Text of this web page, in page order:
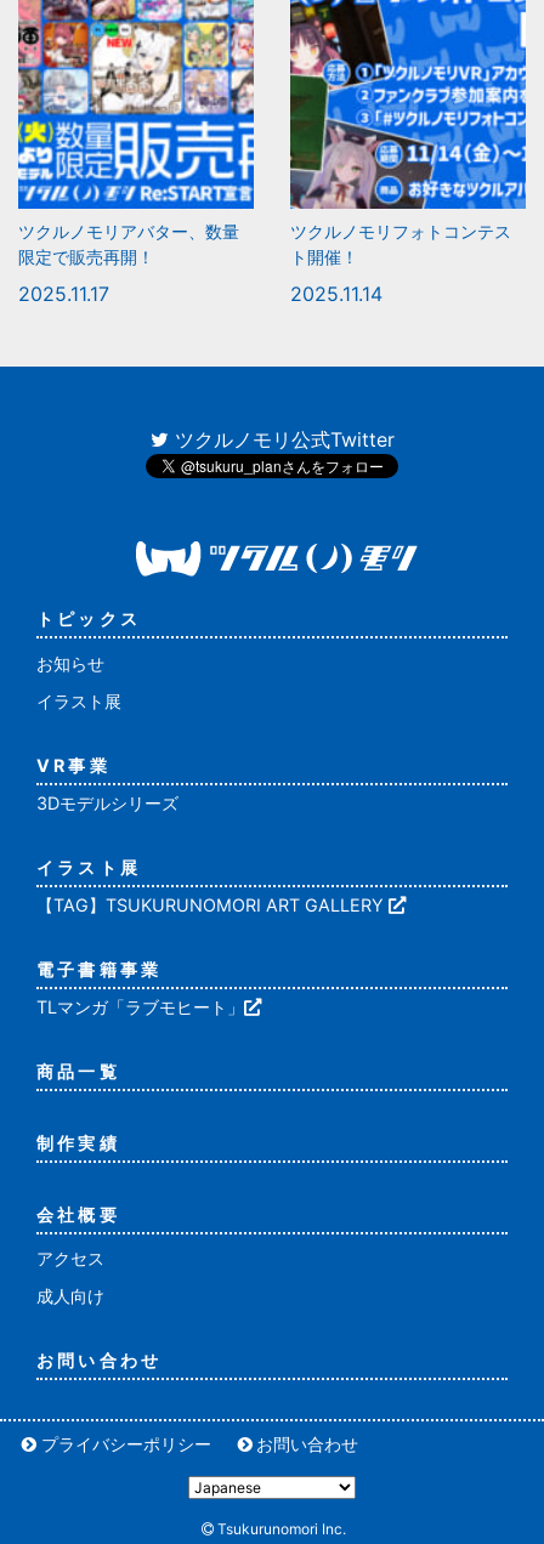
ツクルノモリアバター、数量
限定で販売再開！
2025.11.17
ツクルノモリフォトコンテス
ト開催！
2025.11.14
トピックス
お知らせ
イラスト展
VR事業
3Dモデルシリーズ
イラスト展
【TAG】TSUKURUNOMORI ART GALLERY
電子書籍事業
TLマンガ「ラブモヒート」
商品一覧
制作実績
会社概要
アクセス
成人向け
お問い合わせ
ツクルノモリ公式Twitter
プライバシーポリシー お問い合わせ
Tsukurunomori Inc.